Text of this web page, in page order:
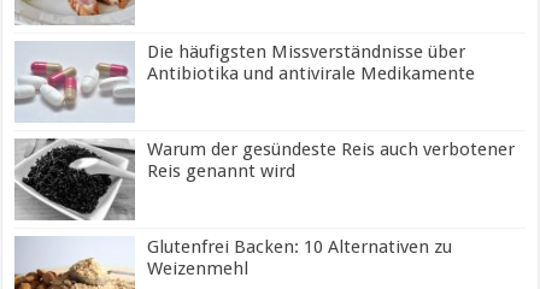
Die häufigsten Missverständnisse über
Antibiotika und antivirale Medikamente
Warum der gesündeste Reis auch verbotener
Reis genannt wird
Glutenfrei Backen: 10 Alternativen zu
Weizenmehl